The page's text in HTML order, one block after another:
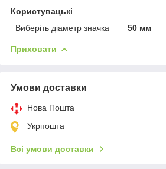
Користувацькі
Виберіть діаметр значка
50 мм
Приховати
Умови доставки
Нова Пошта
Укрпошта
Всі умови доставки